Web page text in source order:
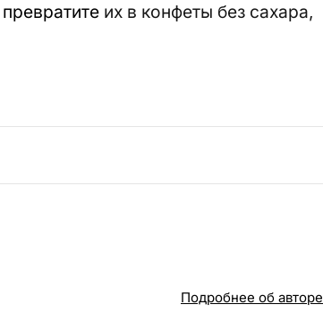
превратите их в конфеты без сахара,
Подробнее об авторе